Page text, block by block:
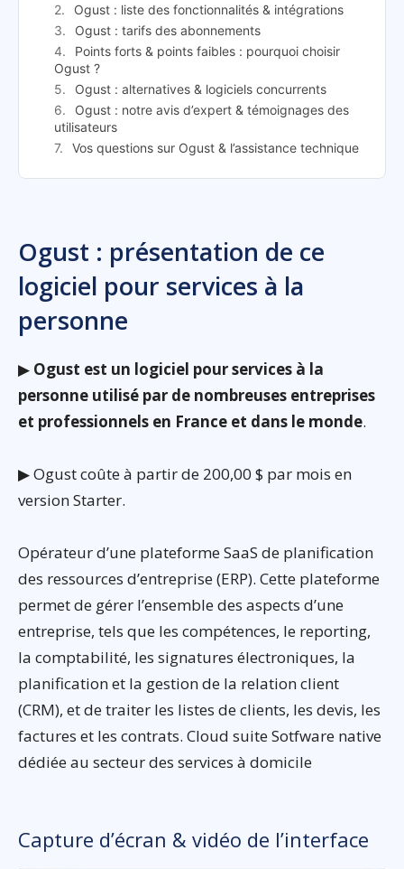
Ogust : liste des fonctionnalités & intégrations
Ogust : tarifs des abonnements
Points forts & points faibles : pourquoi choisir
Ogust ?
Ogust : alternatives & logiciels concurrents
Ogust : notre avis d’expert & témoignages des
utilisateurs
Vos questions sur Ogust & l’assistance technique
Ogust : présentation de ce
logiciel pour services à la
personne
▶ Ogust est un logiciel pour services à la
personne utilisé par de nombreuses entreprises
et professionnels en France et dans le monde.
▶ Ogust coûte à partir de 200,00 $ par mois en
version Starter.
Opérateur d’une plateforme SaaS de planification
des ressources d’entreprise (ERP). Cette plateforme
permet de gérer l’ensemble des aspects d’une
entreprise, tels que les compétences, le reporting,
la comptabilité, les signatures électroniques, la
planification et la gestion de la relation client
(CRM), et de traiter les listes de clients, les devis, les
factures et les contrats. Cloud suite Sotfware native
dédiée au secteur des services à domicile
Capture d’écran & vidéo de l’interface